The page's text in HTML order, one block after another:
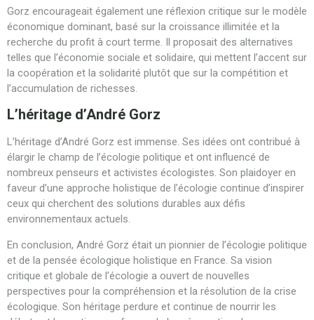
Gorz encourageait également une réflexion critique sur le modèle
économique dominant, basé sur la croissance illimitée et la
recherche du profit à court terme. Il proposait des alternatives
telles que l’économie sociale et solidaire, qui mettent l’accent sur
la coopération et la solidarité plutôt que sur la compétition et
l’accumulation de richesses.
L’héritage d’André Gorz
L’héritage d’André Gorz est immense. Ses idées ont contribué à
élargir le champ de l’écologie politique et ont influencé de
nombreux penseurs et activistes écologistes. Son plaidoyer en
faveur d’une approche holistique de l’écologie continue d’inspirer
ceux qui cherchent des solutions durables aux défis
environnementaux actuels.
En conclusion, André Gorz était un pionnier de l’écologie politique
et de la pensée écologique holistique en France. Sa vision
critique et globale de l’écologie a ouvert de nouvelles
perspectives pour la compréhension et la résolution de la crise
écologique. Son héritage perdure et continue de nourrir les